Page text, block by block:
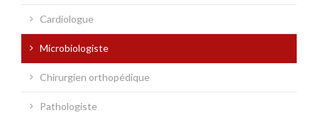
Cardiologue
Microbiologiste
Chirurgien orthopédique
Pathologiste